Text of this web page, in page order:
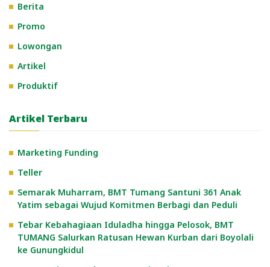
Berita
Promo
Lowongan
Artikel
Produktif
Artikel Terbaru
Marketing Funding
Teller
Semarak Muharram, BMT Tumang Santuni 361 Anak
Yatim sebagai Wujud Komitmen Berbagi dan Peduli
Tebar Kebahagiaan Iduladha hingga Pelosok, BMT
TUMANG Salurkan Ratusan Hewan Kurban dari Boyolali
ke Gunungkidul